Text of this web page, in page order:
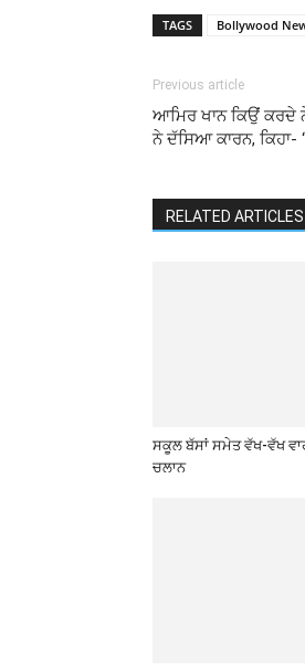
TAGS Bollywood
Previous article
ਆਮਿਰ ਖਾਨ ਕਿਉਂ ਕਰਦੇ
ਨੇ ਦੱਸਿਆ ਕਾਰਨ, ਕਿਹਾ-
RELATED ARTICLES
ਸਕੂਲ ਬੱਸਾਂ ਸਮੇਤ ਵੱਖ-ਵੱਖ
ਚਲਾਨ